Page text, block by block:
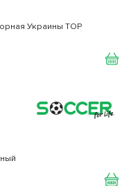
Украины TOP